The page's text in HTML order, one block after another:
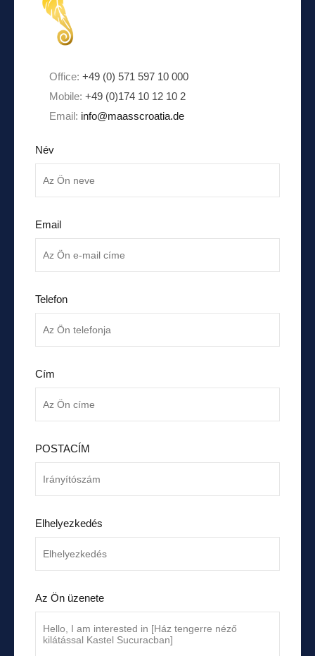
Office: +49 (0) 571 597 10 000
Mobile: +49 (0)174 10 12 10 2
Email: info@maasscroatia.de
Név
Email
Telefon
Cím
POSTACÍM
Elhelyezkedés
Az Ön üzenete